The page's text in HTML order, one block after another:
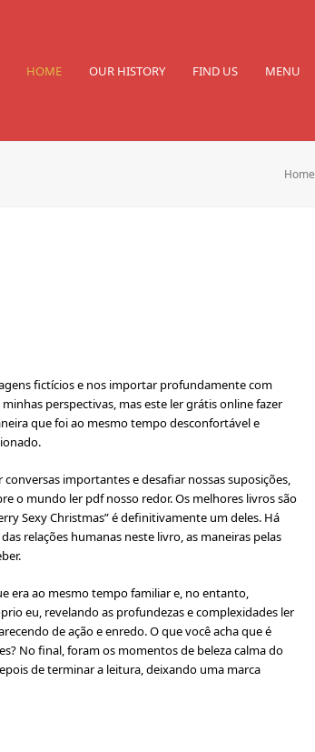
HOME OUR HISTORY FIND US MENU
Home
fictícios e nos importar profundamente com
perspectivas, mas este ler grátis online fazer
que foi ao mesmo tempo desconfortável e
importantes e desafiar nossas suposições,
o mundo ler pdf nosso redor. Os melhores livros são
Sexy Christmas” é definitivamente um deles. Há
relações humanas neste livro, as maneiras pelas
era ao mesmo tempo familiar e, no entanto,
eu, revelando as profundezas e complexidades ler
de ação e enredo. O que você acha que é
No final, foram os momentos de beleza calma do
de terminar a leitura, deixando uma marca